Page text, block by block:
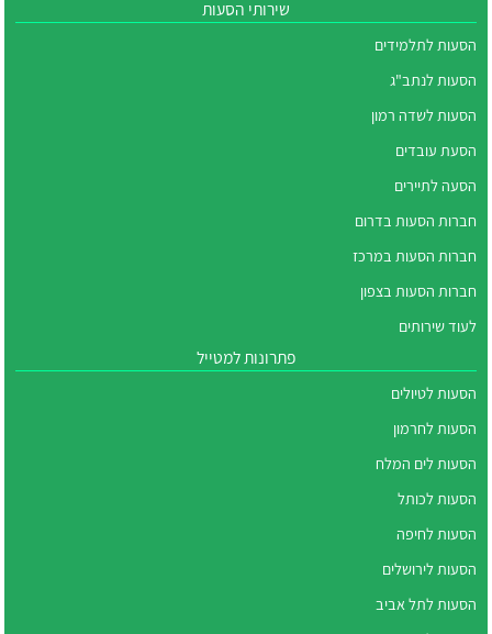
שירותי הסעות
הסעות לתלמידים
הסעות לנתב"ג
הסעות לשדה רמון
הסעת עובדים
הסעה לתיירים
חברות הסעות בדרום
חברות הסעות במרכז
חברות הסעות בצפון
לעוד שירותים
פתרונות למטייל
הסעות לטיולים
הסעות לחרמון
הסעות לים המלח
הסעות לכותל
הסעות לחיפה
הסעות לירושלים
הסעות לתל אביב